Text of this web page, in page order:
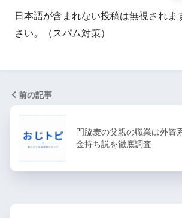
日本語が含まれない投稿は無視されま
さい。（スパム対策）
前の記事
門脇麦の父親の職業は外資
金持ち説を徹底調査